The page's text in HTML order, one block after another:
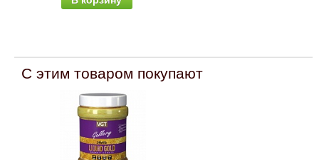
С этим товаром покупают